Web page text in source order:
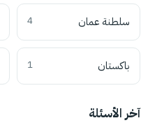
سلطنة عمان 4
باكستان 1
آخر الأسئلة